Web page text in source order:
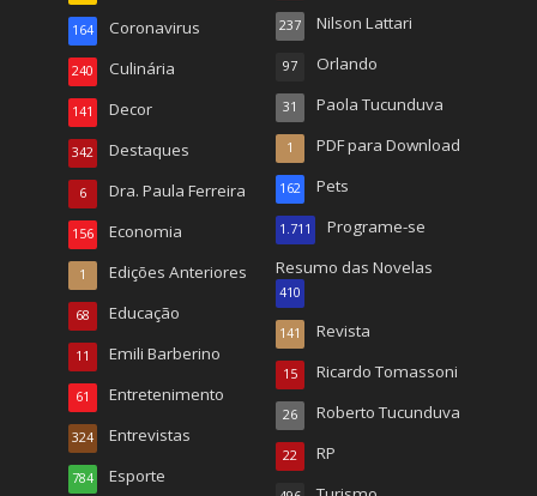
Coronavirus
164
Culinária
240
Decor
141
Destaques
342
Dra. Paula Ferreira
6
Economia
156
Edições Anteriores
1
Educação
68
Emili Barberino
11
Entretenimento
61
Entrevistas
324
Esporte
784
Nilson Lattari
237
Orlando
97
Paola Tucunduva
31
PDF para Download
1
Pets
162
Programe-se
1.711
Resumo das Novelas
410
Revista
141
Ricardo Tomassoni
15
Roberto Tucunduva
26
RP
22